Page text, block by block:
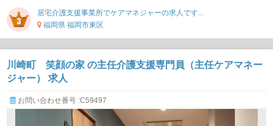
居宅介護支援事業所でケアマネジャーの求人です...
福岡県 福岡市東区
川崎町 笑顔の家 の主任介護支援専門員（主任ケアマネー
ジャー） 求人
お問い合わせ番号 :C59497